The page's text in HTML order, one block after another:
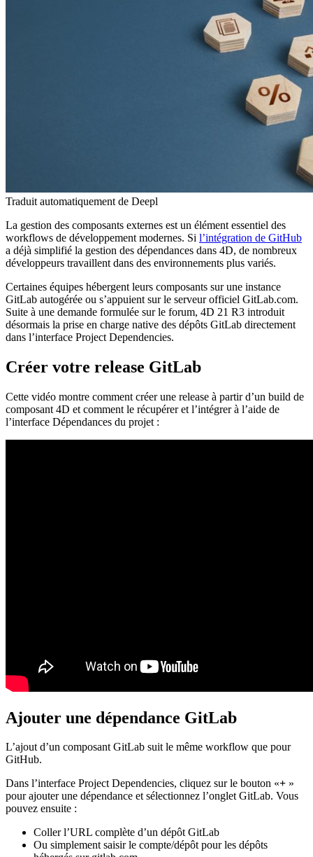
Traduit automatiquement de Deepl
La gestion des composants externes est un élément essentiel des
workflows de développement modernes. Si l’intégration de GitHub
a déjà simplifié la gestion des dépendances dans 4D, de nombreux
développeurs travaillent dans des environnements plus variés.
Certaines équipes hébergent leurs composants sur une instance
GitLab autogérée ou s’appuient sur le serveur officiel GitLab.com.
Suite à une demande formulée sur le forum, 4D 21 R3 introduit
désormais la prise en charge native des dépôts GitLab directement
dans l’interface Project Dependencies.
Créer votre release GitLab
Cette vidéo montre comment créer une release à partir d’un build de
composant 4D et comment le récupérer et l’intégrer à l’aide de
l’interface Dépendances du projet :
Ajouter une dépendance GitLab
L’ajout d’un composant GitLab suit le même workflow que pour
GitHub.
Dans l’interface Project Dependencies, cliquez sur le bouton «+ »
pour ajouter une dépendance et sélectionnez l’onglet GitLab. Vous
pouvez ensuite :
Coller l’URL complète d’un dépôt GitLab
Ou simplement saisir le compte/dépôt pour les dépôts